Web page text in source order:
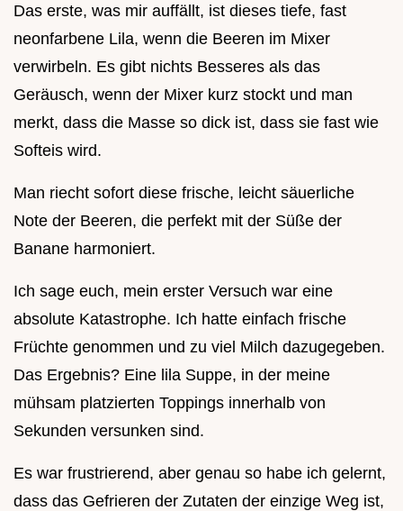
Das erste, was mir auffällt, ist dieses tiefe, fast
neonfarbene Lila, wenn die Beeren im Mixer
verwirbeln. Es gibt nichts Besseres als das
Geräusch, wenn der Mixer kurz stockt und man
merkt, dass die Masse so dick ist, dass sie fast wie
Softeis wird.
Man riecht sofort diese frische, leicht säuerliche
Note der Beeren, die perfekt mit der Süße der
Banane harmoniert.
Ich sage euch, mein erster Versuch war eine
absolute Katastrophe. Ich hatte einfach frische
Früchte genommen und zu viel Milch dazugegeben.
Das Ergebnis? Eine lila Suppe, in der meine
mühsam platzierten Toppings innerhalb von
Sekunden versunken sind.
Es war frustrierend, aber genau so habe ich gelernt,
dass das Gefrieren der Zutaten der einzige Weg ist,